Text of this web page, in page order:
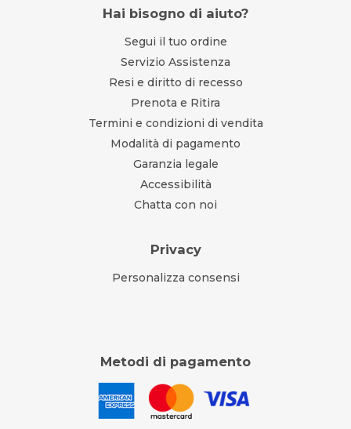
Hai bisogno di aiuto?
Segui il tuo ordine
Servizio Assistenza
Resi e diritto di recesso
Prenota e Ritira
Termini e condizioni di vendita
Modalità di pagamento
Garanzia legale
Accessibilità
Chatta con noi
Privacy
Personalizza consensi
Metodi di pagamento